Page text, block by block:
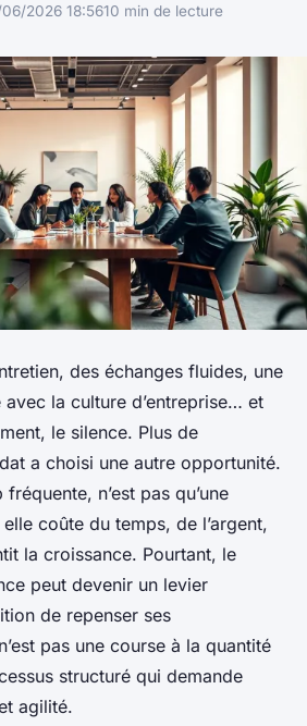
2026 18:5610 min de lecture
des échanges fluides, une
la culture d’entreprise… et
le silence. Plus de
a choisi une autre opportunité.
n’est pas qu’une
coûte du temps, de l’argent,
la croissance. Pourtant, le
peut devenir un levier
de repenser ses
pas une course à la quantité
structuré qui demande
agilité.